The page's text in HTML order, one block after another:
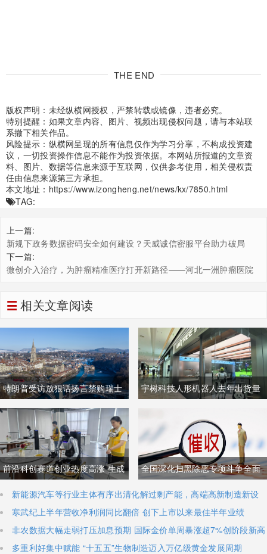
THE END
版权声明：未经纵横网授权，严禁转载或镜像，违者必究。
特别提醒：如果文章内容、图片、视频出现侵权问题，请与本站联
系撤下相关作品。
风险提示：纵横网呈现的所有信息仅作为学习分享，不构成投资建
议，一切投资操作信息不能作为投资依据。本网站所报道的文章资
料、图片、数据等信息来源于互联网，仅供参考使用，相关侵权责
任由信息来源第三方承担。
本文地址： https://www.izongheng.net/news/kx/7850.html
TAG:
上一篇:
新规下政务数据密码安全如何建设？天威诚信密服平台助力破局
下一篇:
微创介入治疗，为肿瘤精准医疗打开新路径——河北一洲肿瘤医院
相关文章阅读
特朗普受访放狠话扬言禁购瑞士
商品抹平贸易逆差 双方贸易数据
与经贸纽带实际情况反差明显
宇树科技人形机器人去年出货量
加码核心技术研发
前沿科创赛道创业热度高涨 生成
式AI与人形机器人加速培育全新
增长极
全国深化扫黑除恶专项斗争全面
铺开 河南锁定十类新型涉网涉软
暴力黑恶犯罪精准严打
新能源汽车等行业主体有序出清化解过剩产能，高端高新制造新设
主体稳步扩容
寒武纪上半年营收净利润同比翻倍 创下上市以来最佳半年业绩
非农数据大幅走弱打压加息预期 国际金价单周暴涨超7%创阶段新高
多重利好集中赋能 “十五五”生物制造迈入万亿级黄金发展周期